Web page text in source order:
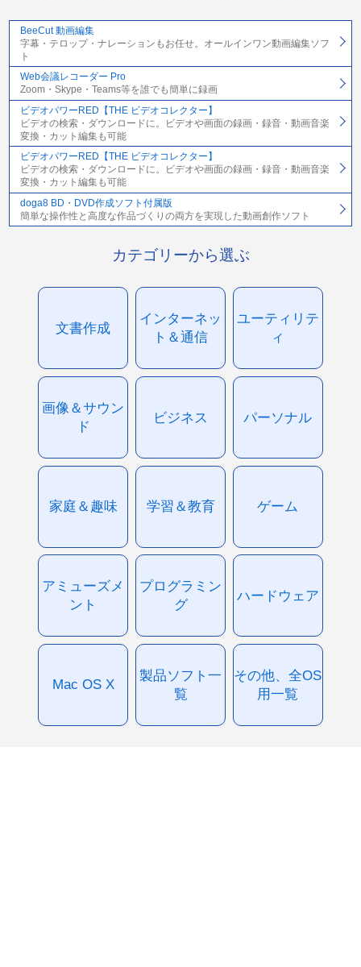
BeeCut 動画編集
字幕・テロップ・ナレーションもお任せ。オールインワン動画編集ソフ
ト
Web会議レコーダー Pro
Zoom・Skype・Teams等を誰でも簡単に録画
ビデオパワーRED【THE ビデオコレクター】
ビデオの検索・ダウンロードに。ビデオや画面の録画・録音・動画音楽
変換・カット編集も可能
ビデオパワーRED【THE ビデオコレクター】
ビデオの検索・ダウンロードに。ビデオや画面の録画・録音・動画音楽
変換・カット編集も可能
doga8 BD・DVD作成ソフト付属版
簡単な操作性と高度な作品づくりの両方を実現した動画創作ソフト
カテゴリーから選ぶ
文書作成
インターネッ
ト＆通信
ユーティリテ
ィ
画像＆サウン
ド
ビジネス パーソナル
家庭＆趣味 学習＆教育 ゲーム
アミューズメ
ント
プログラミン
グ
ハードウェア
Mac OS X
製品ソフト一
覧
その他、全OS
用一覧